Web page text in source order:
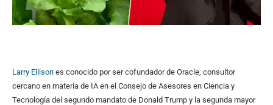
Larry Ellison es conocido por ser cofundador de Oracle, consultor
cercano en materia de IA en el Consejo de Asesores en Ciencia y
Tecnología del segundo mandato de Donald Trump y la segunda mayor